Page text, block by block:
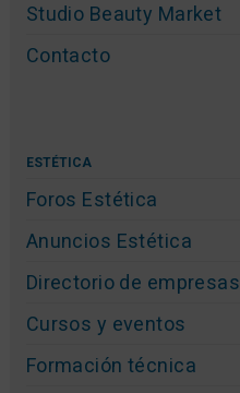
Studio Beauty Market
Contacto
ESTÉTICA
Foros Estética
Anuncios Estética
Directorio de empresas
Cursos y eventos
Formación técnica